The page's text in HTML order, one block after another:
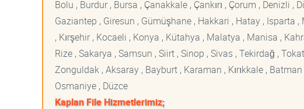
Bolu , Burdur , Bursa , Çanakkale , Çankırı , Çorum , Denizli ,
Gaziantep , Giresun , Gümüşhane , Hakkari , Hatay , Isparta
, Kırşehir , Kocaeli , Konya , Kütahya , Malatya , Manisa ,
Rize , Sakarya , Samsun , Siirt , Sinop , Sivas , Tekirdağ ,
Zonguldak , Aksaray , Bayburt , Karaman , Kırıkkale ,
Osmaniye , Düzce
Kaplan File Hizmetlerimiz;